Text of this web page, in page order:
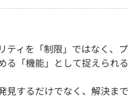
ティを「制限」ではなく、プ
る「機能」として捉えられる
見するだけでなく、解決まで